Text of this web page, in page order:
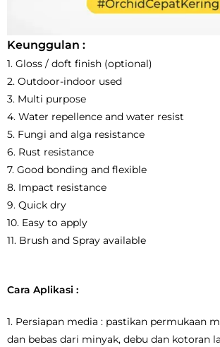
Keunggulan :
1. Gloss / doft finish (optional)
2. Outdoor-indoor used
3. Multi purpose
4. Water repellence and water resist
5. Fungi and alga resistance
6. Rust resistance
7. Good bonding and flexible
8. Impact resistance
9. Quick dry
10. Easy to apply
11. Brush and Spray available
Cara Aplikasi :
1. Persiapan media : pastikan permukaan
dan bebas dari minyak, debu dan kotoran